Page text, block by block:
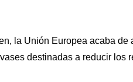
la Unión Europea acaba de
destinadas a reducir los